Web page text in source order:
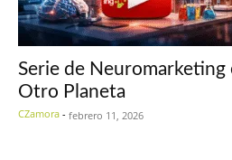
Serie de Neuromarketing
Otro Planeta
CZamora - febrero 11, 2026